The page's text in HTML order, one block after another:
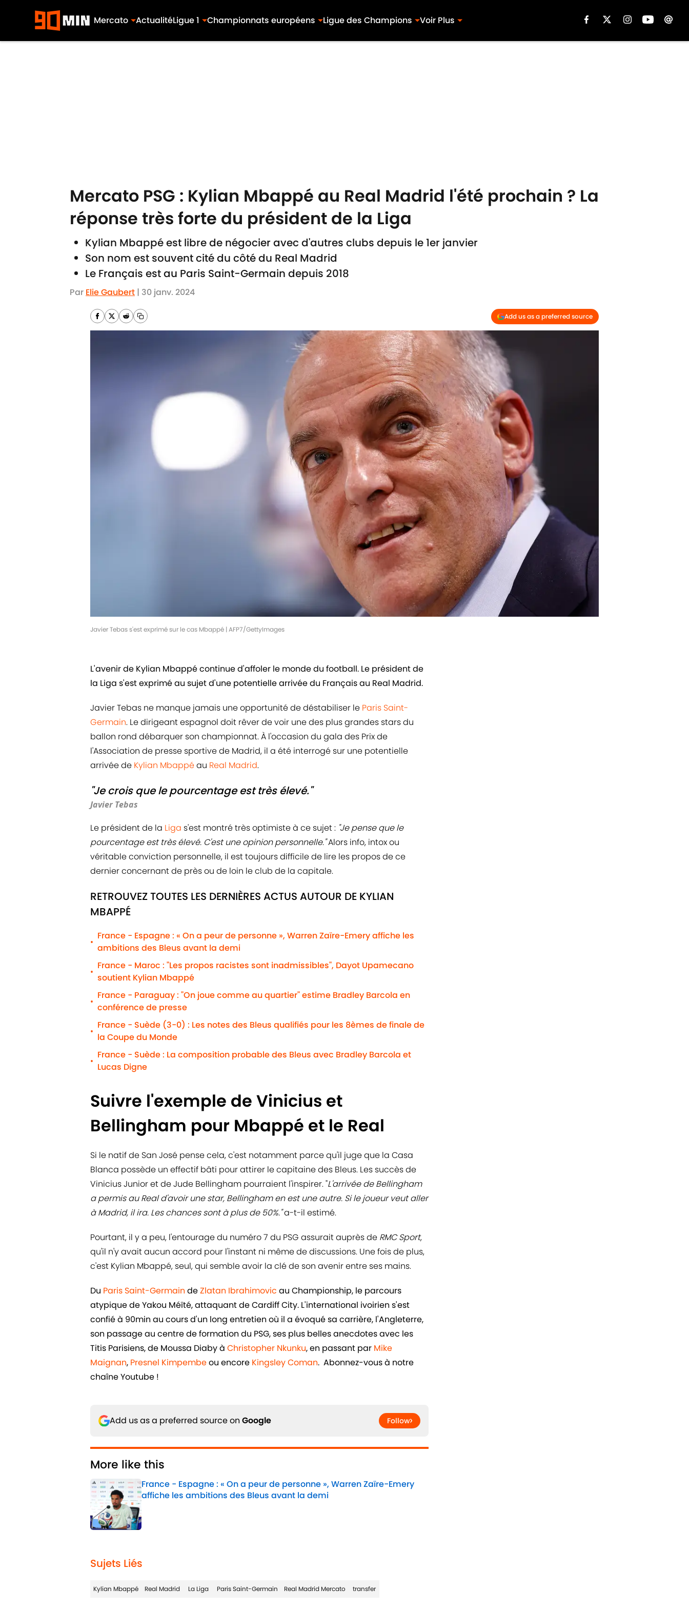
Mercato ActualitéLigue 1 Championnats européens Ligue des Champions Voir Plus
Mercato PSG : Kylian Mbappé au Real Madrid l'été prochain ? La
réponse très forte du président de la Liga
Kylian Mbappé est libre de négocier avec d'autres clubs depuis le 1er janvier
Son nom est souvent cité du côté du Real Madrid
Le Français est au Paris Saint-Germain depuis 2018
Par Elie Gaubert | 30 janv. 2024
Add us as a preferred source
Javier Tebas s'est exprimé sur le cas Mbappé | AFP7/GettyImages
L'avenir de Kylian Mbappé continue d'affoler le monde du football. Le président de
la Liga s'est exprimé au sujet d'une potentielle arrivée du Français au Real Madrid.
Javier Tebas ne manque jamais une opportunité de déstabiliser le Paris Saint-
Germain. Le dirigeant espagnol doit rêver de voir une des plus grandes stars du
ballon rond débarquer son championnat. À l'occasion du gala des Prix de
l'Association de presse sportive de Madrid, il a été interrogé sur une potentielle
arrivée de Kylian Mbappéau Real Madrid.
"Je crois que le pourcentage est très élevé."
Javier Tebas
Le président de la Liga s'est montré très optimiste à ce sujet : "Je pense que le
pourcentage est très élevé. C'est une opinion personnelle."Alors info, intox ou
véritable conviction personnelle, il est toujours difficile de lire les propos de ce
dernier concernant de près ou de loin le club de la capitale.
RETROUVEZ TOUTES LES DERNIÈRES ACTUS AUTOUR DE KYLIAN
MBAPPÉ
•
France - Espagne : « On a peur de personne », Warren Zaïre-Emery affiche les
ambitions des Bleus avant la demi
•
France - Maroc : "Les propos racistes sont inadmissibles", Dayot Upamecano
soutient Kylian Mbappé
•
France - Paraguay : "On joue comme au quartier" estime Bradley Barcola en
conférence de presse
•
France - Suède (3-0) : Les notes des Bleus qualifiés pour les 8èmes de finale de
la Coupe du Monde
•
France - Suède : La composition probable des Bleus avec Bradley Barcola et
Lucas Digne
Suivre l'exemple de Vinicius et
Bellingham pour Mbappé et le Real
Si le natif de San José pense cela, c'est notamment parce qu'il juge que la Casa
Blanca possède un effectif bâti pour attirer le capitaine des Bleus. Les succès de
Vinicius Junior et de Jude Bellingham pourraient l'inspirer. "L'arrivée de Bellingham
a permis au Real d'avoir une star, Bellingham en est une autre. Si le joueur veut aller
à Madrid, il ira. Les chances sont à plus de 50%."a-t-il estimé.
Pourtant, il y a peu, l'entourage du numéro 7 du PSG assurait auprès de RMC Sport,
qu'il n'y avait aucun accord pour l'instant ni même de discussions. Une fois de plus,
c'est Kylian Mbappé, seul, qui semble avoir la clé de son avenir entre ses mains.
Du Paris Saint-Germain deZlatan Ibrahimovic au Championship, le parcours
atypique de Yakou Méïté, attaquant de Cardiff City. L'international ivoirien s'est
confié à 90min au cours d'un long entretien où il a évoqué sa carrière, l'Angleterre,
son passage au centre de formation du PSG, ses plus belles anecdotes avec les
Titis Parisiens, de Moussa Diaby à Christopher Nkunku, en passant par Mike
Maignan, Presnel Kimpembeou encore Kingsley Coman. Abonnez-vous à notre
chaîne Youtube !
Add us as a preferred source on Google Follow
More like this
France - Espagne : « On a peur de personne », Warren Zaïre-Emery
affiche les ambitions des Bleus avant la demi
Sujets Liés
Kylian Mbappé Real Madrid La Liga Paris Saint-Germain Real Madrid Mercato transfer